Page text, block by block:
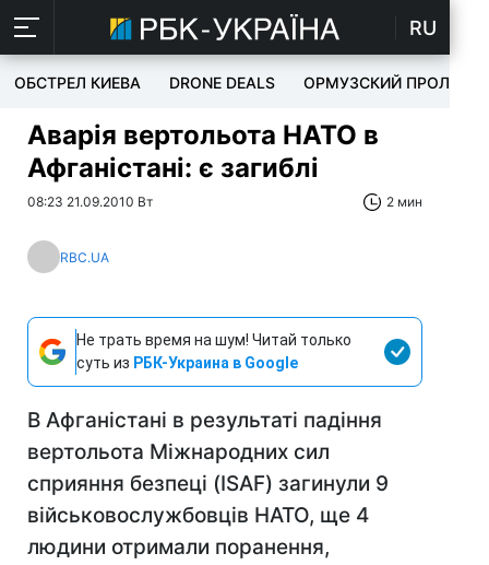
RU
ОБСТРЕЛ КИЕВА DRONE DEALS ОРМУЗСКИЙ ПРОЛИВ
Аварія вертольота НАТО в
Афганістані: є загиблі
08:23 21.09.2010 Вт 2 мин
RBC.UA
Не трать время на шум! Читай только
суть из РБК-Украина в Google
В Афганістані в результаті падіння
вертольота Міжнародних сил
сприяння безпеці (ISAF) загинули 9
військовослужбовців НАТО, ще 4
людини отримали поранення,